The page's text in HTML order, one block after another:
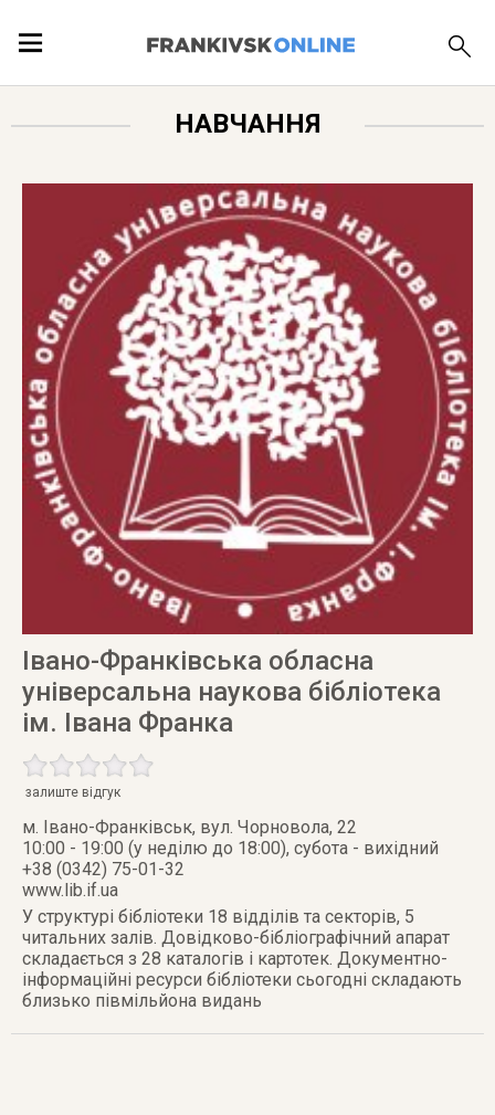
ПУБЛІКАЦІЇ
НАВЧАННЯ
Івано-Франківська обласна
універсальна наукова бібліотека
ім. Івана Франка
залиште відгук
м. Івано-Франківськ, вул. Чорновола, 22
10:00 - 19:00 (у неділю до 18:00), субота - вихідний
+38 (0342) 75-01-32
www.lib.if.ua
У структурі бібліотеки 18 відділів та секторів, 5
читальних залів. Довідково-бібліографічний апарат
складається з 28 каталогів і картотек. Документно-
інформаційні ресурси бібліотеки сьогодні складають
близько півмільйона видань